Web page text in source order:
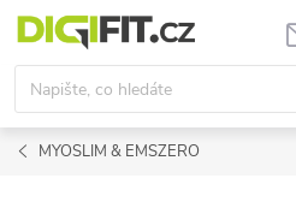
Přejít
obsah
MYOSLIM & EMSZERO